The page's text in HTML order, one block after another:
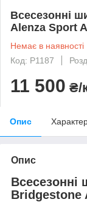
Всесезонні
Alenza Sport
Немає в наявності
Код: Р1187
11 500 ₴/
Опис
Опис
Всесезонні
Bridgestone